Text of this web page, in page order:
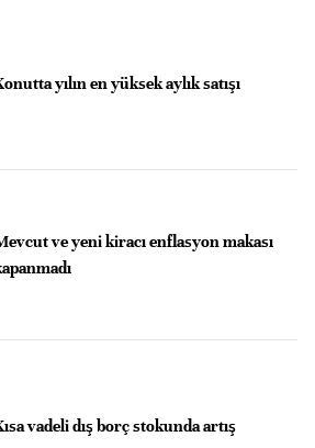
yılın en yüksek aylık satışı
ve yeni kiracı enflasyon makası
vadeli dış borç stokunda artış